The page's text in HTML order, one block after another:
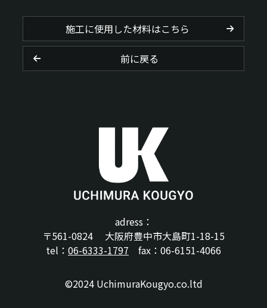
前に戻る
施工に使用した材料はこちら
adress：
〒561-0824 大阪府豊中市大島町1-18-15
tel： 06-6333-1797 fax：06-6151-4066
©2024 UchimuraKougyo.co.ltd